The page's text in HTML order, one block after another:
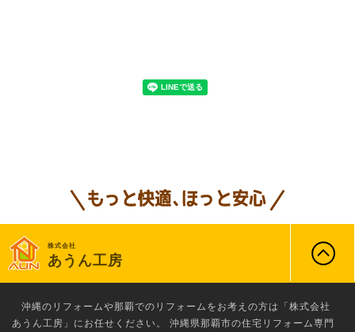
株式会社
あうん工房
沖縄のリフォームや那覇でのリフォームをお考えの方は「株式会社
あうん工房」にお任せください。 沖縄県那覇市の住宅リフォーム専門